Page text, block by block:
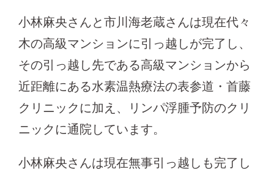
小林麻央さんと市川海老蔵さんは現在代々
木の高級マンションに引っ越しが完了し、
その引っ越し先である高級マンションから
近距離にある水素温熱療法の表参道・首藤
クリニックに加え、リンパ浮腫予防のクリ
ニックに通院しています。
小林麻央さんは現在無事引っ越しも完了し